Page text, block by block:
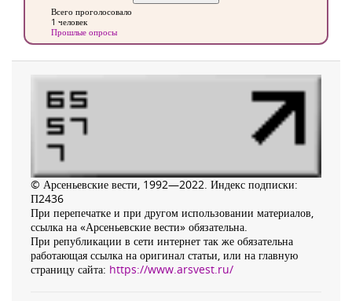
Всего проголосовало
1 человек
Прошлые опросы
© Арсеньевские вести, 1992—2022. Индекс подписки:
П2436
При перепечатке и при другом использовании материалов,
ссылка на «Арсеньевские вести» обязательна.
При републикации в сети интернет так же обязательна
работающая ссылка на оригинал статьи, или на главную
страницу сайта: https://www.arsvest.ru/